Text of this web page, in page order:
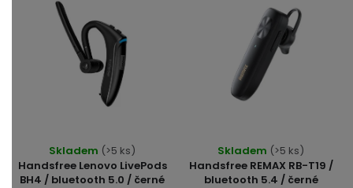
Handsfree Lenovo LivePods
BH4 / bluetooth 5.0 / černé
hodnocení
produktu
Skladem (>5 ks)
Handsfree REMAX RB-T19 /
bluetooth 5.4 / černé
Skladem (>5 ks)